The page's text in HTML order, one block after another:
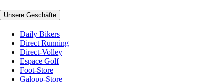
Unsere Geschäfte
Daily Bikers
Direct Running
Direct-Volley
Espace Golf
Foot-Store
Galopp-Store